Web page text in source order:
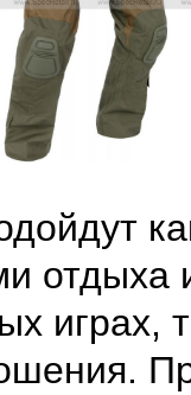
отдыха
играх,